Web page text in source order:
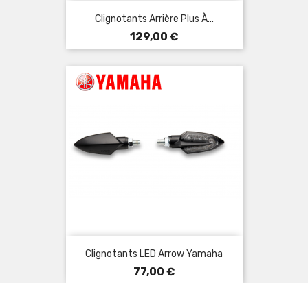
Clignotants Arrière Plus À...
Prix
129,00 €
Clignotants LED Arrow Yamaha
Prix
77,00 €